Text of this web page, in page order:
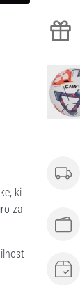
ki
za